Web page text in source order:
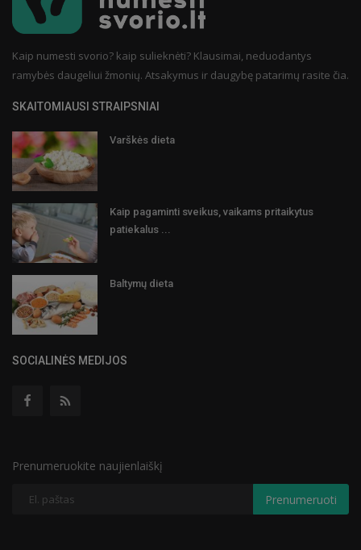
Kaip numesti svorio? kaip sulieknėti? Klausimai, neduodantys
ramybės daugeliui žmonių. Atsakymus ir daugybę patarimų rasite čia.
SKAITOMIAUSI STRAIPSNIAI
Varškės dieta
Kaip pagaminti sveikus, vaikams pritaikytus
patiekalus ...
Baltymų dieta
SOCIALINĖS MEDIJOS
Prenumeruokite naujienlaiškį
Prenumeruoti